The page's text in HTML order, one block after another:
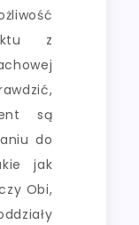
z
są
do
jak
Obi,